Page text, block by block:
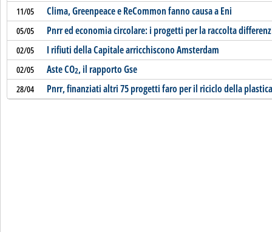
11/05 Clima, Greenpeace e ReCommon fanno causa a Eni
05/05 Pnrr ed economia circolare: i progetti per la raccolta
02/05 I rifiuti della Capitale arricchiscono Amsterdam
02/05 Aste CO2, il rapporto Gse
28/04 Pnrr, finanziati altri 75 progetti faro per il riciclo della plastica